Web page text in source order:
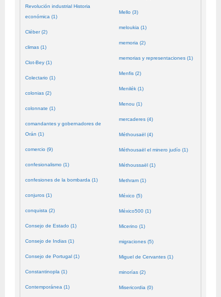
Revolución industrial Historia
económica (1)
Cléber (2)
climas (1)
Clot-Bey (1)
Colectario (1)
colonias (2)
colonnate (1)
comandantes y gobernadores de
Orán (1)
comercio (9)
confesionalismo (1)
confesiones de la bombarda (1)
conjuros (1)
conquista (2)
Consejo de Estado (1)
Consejo de Indias (1)
Consejo de Portugal (1)
Constantinopla (1)
Contemporánea (1)
Mello (3)
meloukia (1)
memoria (2)
memorias y representaciones (1)
Menfis (2)
Menilék (1)
Menou (1)
mercaderes (4)
Méthousaël (4)
Méthousaël el minero judío (1)
Méthoussaël (1)
Methram (1)
México (5)
México500 (1)
Micerino (1)
migraciones (5)
Miguel de Cervantes (1)
minorías (2)
Misericordia (0)